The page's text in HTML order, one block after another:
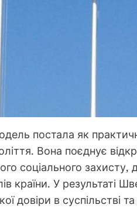
постала як
Вона поєднує
соціального захисту,
країни. У результаті
довіри в суспільстві